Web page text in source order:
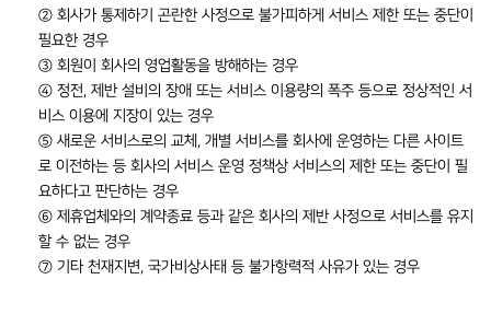
② 회사가 통제하기 곤란한 사정으로 불가피하게 서비스 제한 또는 중단이
필요한 경우
③ 회원이 회사의 영업활동을 방해하는 경우
④ 정전, 제반 설비의 장애 또는 서비스 이용량의 폭주 등으로 정상적인 서
비스 이용에 지장이 있는 경우
⑤ 새로운 서비스로의 교체, 개별 서비스를 회사에 운영하는 다른 사이트
로 이전하는 등 회사의 서비스 운영 정책상 서비스의 제한 또는 중단이 필
요하다고 판단하는 경우
⑥ 제휴업체와의 계약종료 등과 같은 회사의 제반 사정으로 서비스를 유지
할 수 없는 경우
⑦ 기타 천재지변, 국가비상사태 등 불가항력적 사유가 있는 경우